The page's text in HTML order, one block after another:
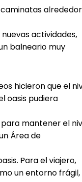
caminatas alrededor
actividades,
balneario muy
hicieron que el
oasis pudiera
mantener el
Área de
Para el viajero,
un entorno frágil,